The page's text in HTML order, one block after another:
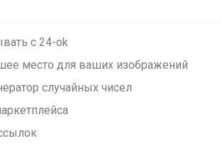
с 24-ok
место для ваших изображений
случайных чисел